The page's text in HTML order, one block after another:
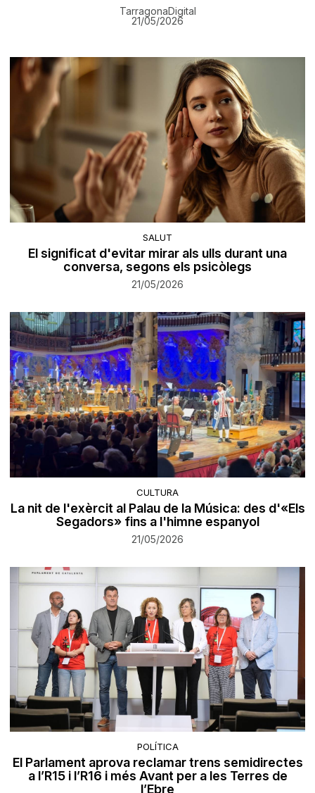
TarragonaDigital
21/05/2026
SALUT
El significat d'evitar mirar als ulls durant una
conversa, segons els psicòlegs
21/05/2026
CULTURA
La nit de l'exèrcit al Palau de la Música: des d'«Els
Segadors» fins a l'himne espanyol
21/05/2026
POLÍTICA
El Parlament aprova reclamar trens semidirectes
a l’R15 i l’R16 i més Avant per a les Terres de
l’Ebre